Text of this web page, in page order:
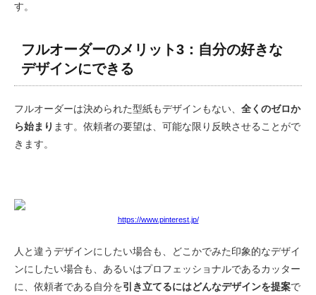
す。
フルオーダーのメリット3：自分の好きな
デザインにできる
フルオーダーは決められた型紙もデザインもない、 全くのゼロか
ら始まり ます。依頼者の要望は、可能な限り反映させることがで
きます。
https://www.pinterest.jp/
人と違うデザインにしたい場合も、どこかでみた印象的なデザイ
ンにしたい場合も、あるいはプロフェッショナルであるカッター
に、 依頼者である自分を引き立てるにはどんなデザインを提案で